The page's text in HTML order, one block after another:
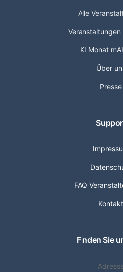
Alle
Veranstaltungen
KI Monat
Über
Presse
FAQ
Kontakt
Finden Sie
Adresse